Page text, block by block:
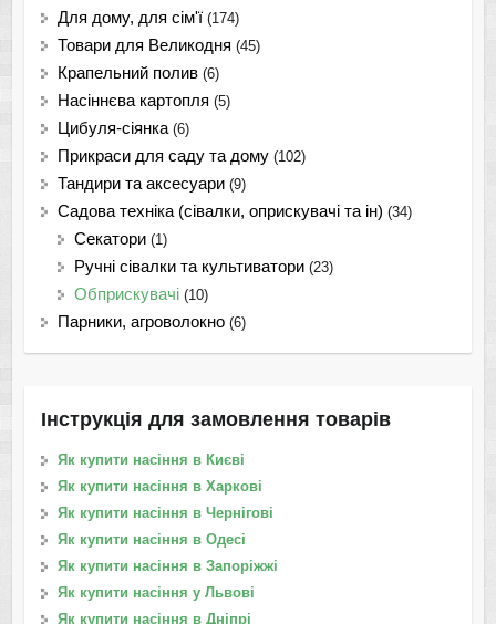
Для дому, для сім'ї (174)
Товари для Великодня (45)
Крапельний полив (6)
Насіннєва картопля (5)
Цибуля-сіянка (6)
Прикраси для саду та дому (102)
Тандири та аксесуари (9)
Садова техніка (сівалки, оприскувачі та ін) (34)
Секатори (1)
Ручні сівалки та культиватори (23)
Обприскувачі (10)
Парники, агроволокно (6)
Інструкція для замовлення товарів
Як купити насіння в Києві
Як купити насіння в Харкові
Як купити насіння в Чернігові
Як купити насіння в Одесі
Як купити насіння в Запоріжжі
Як купити насіння у Львові
Як купити насіння в Дніпрі